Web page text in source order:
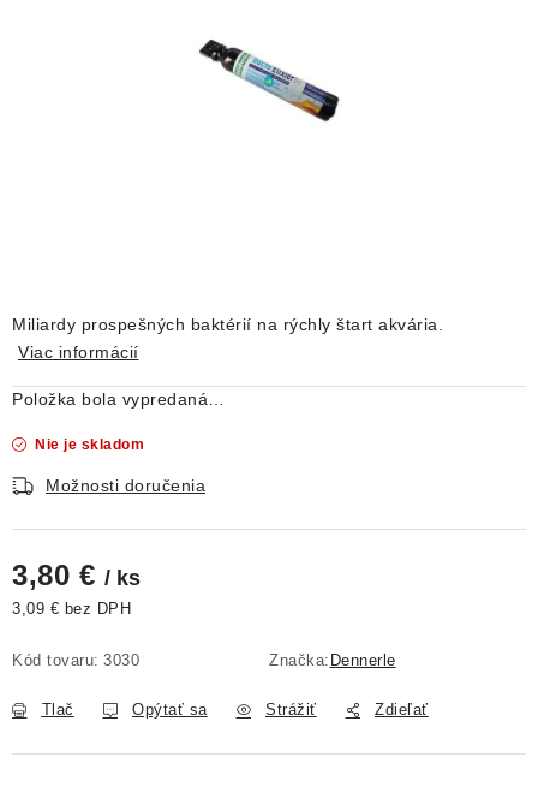
VÝPREDAJ
O nás Doprava a platba Kontakty
Blog
Miliardy prospešných baktérií na rýchly štart akvária.
Viac informácií
Položka bola vypredaná…
Nie je skladom
Možnosti doručenia
3,80 € / ks
3,09 € bez DPH
Kód tovaru: 3030 Značka: Dennerle
Tlač Opýtať sa Strážiť Zdieľať